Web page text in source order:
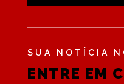
SUA NOTÍCIA
ENTRE EM